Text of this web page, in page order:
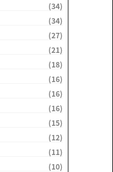
(34)
(34)
(27)
(21)
(18)
(16)
(16)
(16)
(15)
(12)
(11)
(10)